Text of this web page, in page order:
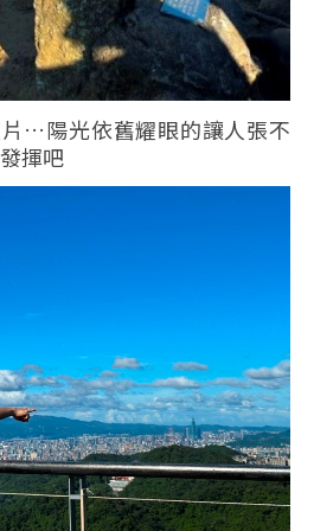
…陽光依舊耀眼的讓人張不
揮吧